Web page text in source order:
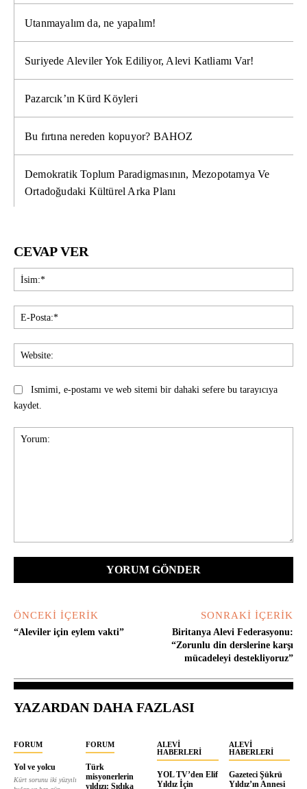
Utanmayalım da, ne yapalım!
Suriyede Aleviler Yok Ediliyor, Alevi Katliamı Var!
Pazarcık’ın Kürd Köyleri
Bu fırtına nereden kopuyor? BAHOZ
Demokratik Toplum Paradigmasının, Mezopotamya Ve
Ortadoğudaki Kültürel Arka Planı
CEVAP VER
Ismimi, e-postamı ve web sitemi bir dahaki sefere bu tarayıcıya
kaydet.
ÖNCEKI İÇERIK
“Aleviler için eylem vakti”
SONRAKI İÇERIK
Biritanya Alevi Federasyonu:
“Zorunlu din derslerine karşı
mücadeleyi destekliyoruz”
YAZARDAN DAHA FAZLASI
FORUM
Yol ve yolcu
Kürt sorunu iki yüzyılı
FORUM
Türk
misyonerlerin
yıldızı: Sıdıka
ALEVI
HABERLERI
YOL TV’den Elif
Yıldız İçin
ALEVI
HABERLERI
Gazeteci Şükrü
Yıldız’ın Annesi